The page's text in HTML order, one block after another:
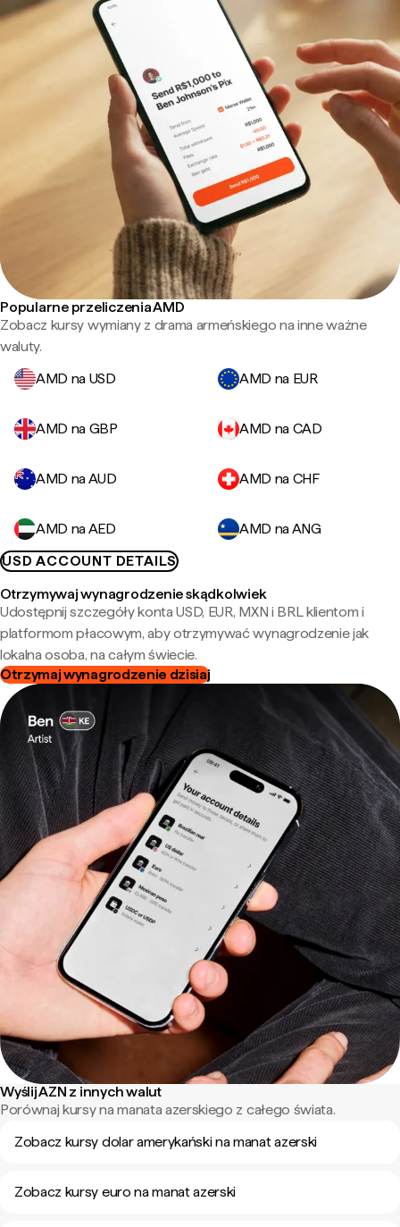
Popularne przeliczenia AMD
Zobacz kursy wymiany z drama armeńskiego na inne ważne
waluty.
AMD na USD
AMD na EUR
AMD na GBP AMD na CAD
AMD na AUD AMD na CHF
AMD na AED
AMD na ANG
USD ACCOUNT DETAILS
Otrzymywaj wynagrodzenie skądkolwiek
Udostępnij szczegóły konta USD, EUR, MXN i BRL klientom i
platformom płacowym, aby otrzymywać wynagrodzenie jak
lokalna osoba, na całym świecie.
Otrzymaj wynagrodzenie dzisiaj
Wyślij AZN z innych walut
Porównaj kursy na manata azerskiego z całego świata.
Zobacz kursy dolar amerykański na manat azerski
Zobacz kursy euro na manat azerski